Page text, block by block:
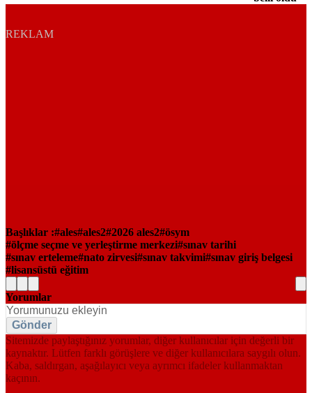
REKLAM
Başlıklar : ales ales2 2026 ales2 ösym
ölçme seçme ve yerleştirme merkezi sınav tarihi
sınav erteleme nato zirvesi sınav takvimi sınav giriş belgesi
lisansüstü eğitim
Yorumlar
Gönder
Sitemizde paylaştığınız yorumlar, diğer kullanıcılar için değerli bir
kaynaktır. Lütfen farklı görüşlere ve diğer kullanıcılara saygılı olun.
Kaba, saldırgan, aşağılayıcı veya ayrımcı ifadeler kullanmaktan
kaçının.